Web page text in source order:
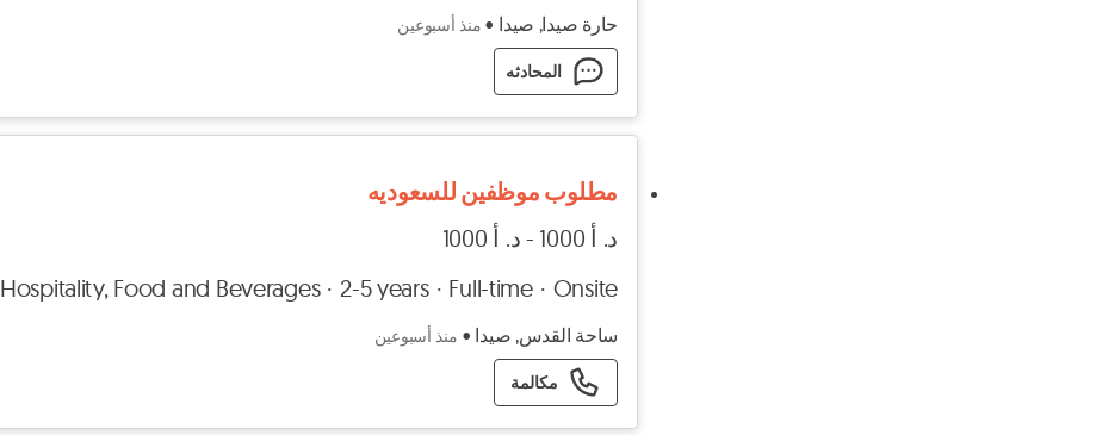
حارة صيدا, صيدا • منذ أسبوعين
المحادثه
مطلوب موظفين للسعوديه
د. أ 1000 - د. أ 1000
Hospitality, Food and Beverages
2-5 years Full-time Onsite
ساحة القدس, صيدا • منذ أسبوعين
مكالمة